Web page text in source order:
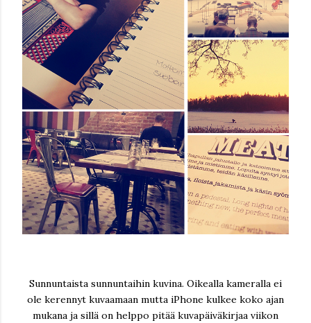
Sunnuntaista sunnuntaihin kuvina. Oikealla kameralla ei
ole kerennyt kuvaamaan mutta iPhone kulkee koko ajan
mukana ja sillä on helppo pitää kuvapäiväkirjaa viikon